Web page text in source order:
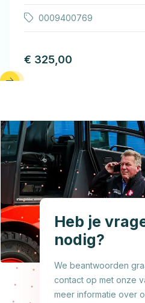
0009400769
€ 325,00
Heb je
nodig?
We beantwoorden
contact op met onze
meer informatie over